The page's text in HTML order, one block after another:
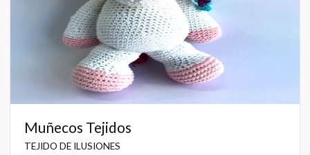
Muñecos Tejidos
TEJIDO DE ILUSIONES